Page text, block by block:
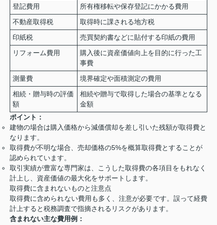
登記費用
所有権移転や保存登記にかかる費用
不動産取得税
取得時に課される地方税
印紙税
売買契約書などに貼付する印紙の費用
リフォーム費用
購入後に資産価値向上を目的に行った工
事費
測量費
境界確定や面積測定の費用
相続・贈与時の評価
額
相続や贈与で取得した場合の基準となる
金額
ポイント：
建物の場合は購入価格から減価償却を差し引いた残額が取得費と
なります。
取得費が不明な場合、売却価格の5%を概算取得費とすることが
認められています。
取引実績が豊富な専門家は、こうした取得費の各項目をもれなく
計上し、資産価値の最大化をサポートします。
取得費に含まれないものと注意点
取得費に含められない費用も多く、注意が必要です。誤って経費
計上すると税務調査で指摘されるリスクがあります。
含まれない主な費用例：